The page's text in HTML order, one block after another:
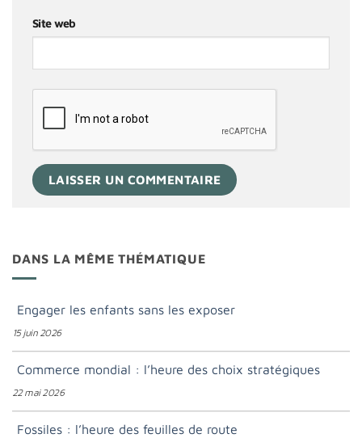
Site web
DANS LA MÊME THÉMATIQUE
Engager les enfants sans les exposer
15 juin 2026
Commerce mondial : l’heure des choix stratégiques
22 mai 2026
Fossiles : l’heure des feuilles de route